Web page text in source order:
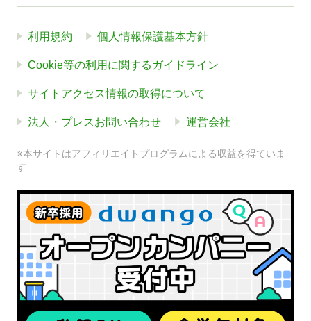
利用規約 個人情報保護基本方針
Cookie等の利用に関するガイドライン
サイトアクセス情報の取得について
法人・プレスお問い合わせ 運営会社
※本サイトはアフィリエイトプログラムによる収益を得ていま
す